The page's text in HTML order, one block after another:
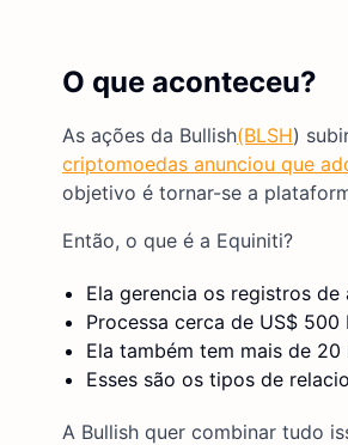
O que aconteceu?
As ações da Bullish(BLSH)
criptomoedas anunciou que
objetivo é tornar-se a
Então, o que é a Equiniti?
Ela gerencia os registros
Processa cerca de US$
Ela também tem mais de
Esses são os tipos de
A Bullish quer combinar tudo